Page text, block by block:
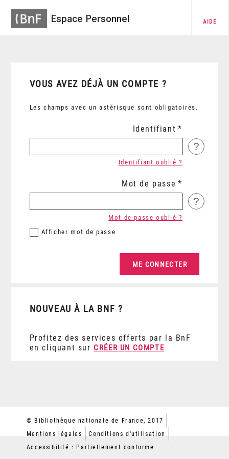
Espace Personnel AIDE
VOUS AVEZ DÉJÀ UN COMPTE ?
Les champs avec un astérisque sont obligatoires.
Identifiant
?
Identifiant oublié ?
Mot de passe
?
Afficher mot de passe
Mot de passe oublié ?
NOUVEAU À LA BNF ?
Profitez des services offerts par la BnF
en cliquant sur CRÉER UN COMPTE
© Bibliothèque nationale de France, 2017
Mentions légales
Conditions d'utilisation
Accessibilité : Partiellement conforme